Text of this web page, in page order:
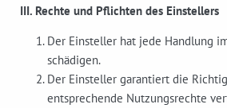
III. Rechte und Pflichten des Einstellers
Der Einsteller hat jede Handlung
schädigen.
Der Einsteller garantiert die
entsprechende Nutzungsrechte